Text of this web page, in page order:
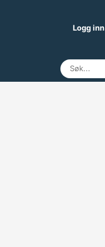
Logg inn